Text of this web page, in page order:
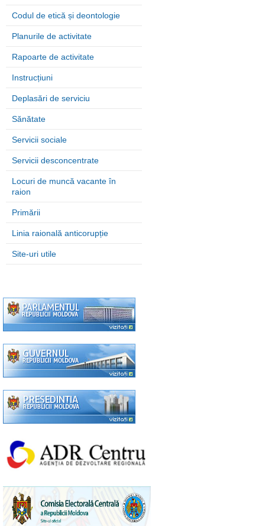
Codul de etică și deontologie
Planurile de activitate
Rapoarte de activitate
Instrucțiuni
Deplasări de serviciu
Sănătate
Servicii sociale
Servicii desconcentrate
Locuri de muncă vacante în
raion
Primării
Linia raională anticorupție
Site-uri utile